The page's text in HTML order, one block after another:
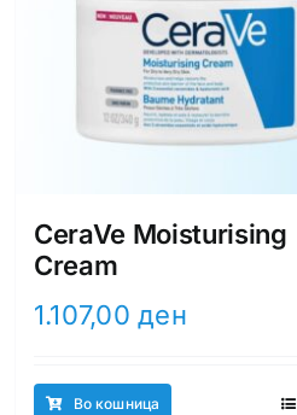
CeraVe Moisturising
Cream
1.107,00ден
Во кошница